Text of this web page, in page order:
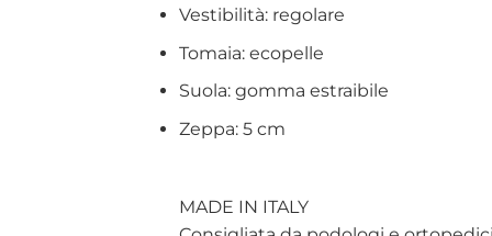
Vestibilità: regolare
Tomaia: ecopelle
Suola: gomma estraibile
Zeppa: 5 cm
MADE IN ITALY